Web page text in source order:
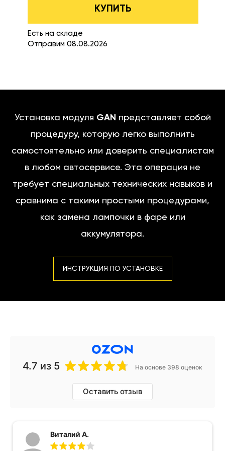
КУПИТЬ
Есть на складе
Отправим 08.08.2026
Установка модуля GAN представляет собой
процедуру, которую легко выполнить
самостоятельно или доверить специалистам
в любом автосервисе. Эта операция не
требует специальных технических навыков и
сравнима с такими простыми процедурами,
как замена лампочки в фаре или
аккумулятора.
ИНСТРУКЦИЯ ПО УСТАНОВКЕ
4.7 из 5 На основе 398 оценок
Оставить отзыв
Виталий А.